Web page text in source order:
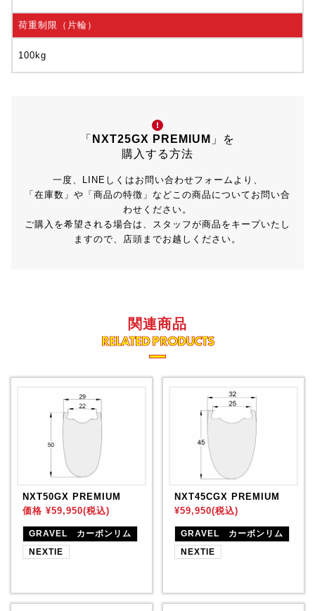
荷重制限（片輪）
100kg
「 NXT25GX PREMIUM 」を
購入する方法
一度、LINEしくはお問い合わせフォームより、
「在庫数」や「商品の特徴」などこの商品についてお問い合
わせください。
ご購入を希望される場合は、スタッフが商品をキープいたし
ますので、店頭までお越しください。
関連商品
RELATED PRODUCTS
NXT50GX PREMIUM
価格 ¥59,950(税込)
GRAVEL カーボンリム
NEXTIE
NXT45CGX PREMIUM
¥59,950(税込)
GRAVEL カーボンリム
NEXTIE